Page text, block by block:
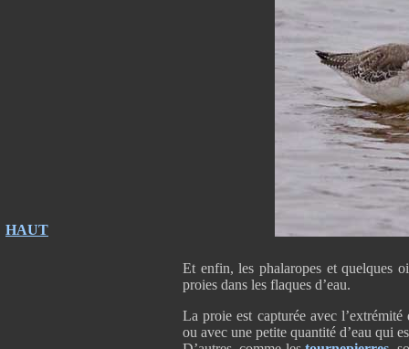
Et enfin, les phalaropes et quelques
proies dans les flaques d’eau.
La proie est capturée avec
ou avec une petite quantité d’eau qui
HAUT